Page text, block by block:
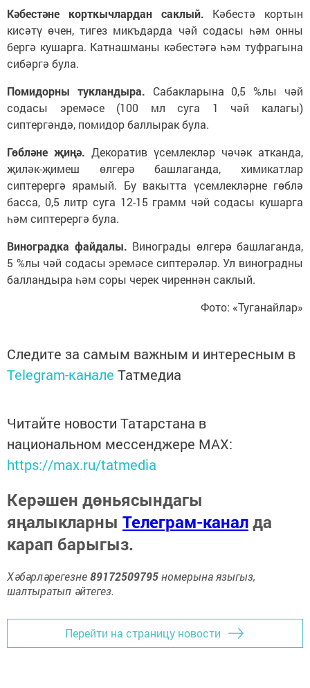
Кәбестәне корткычлардан саклый. Кәбестә кортын
кисәтү өчен, тигез микъдарда чәй содасы һәм онны
бергә кушарга. Катнашманы кәбестәгә һәм туфрагына
сибәргә була.
Помидорны тукландыра. Сабакларына 0,5 %лы чәй
содасы эремәсе (100 мл суга 1 чәй калагы)
сиптергәндә, помидор баллырак була.
Гөбләне җиңә. Декоратив үсемлекләр чәчәк атканда,
җиләк-җимеш өлгерә башлаганда, химикатлар
сиптерергә ярамый. Бу вакытта үсемлекләрне гөблә
басса, 0,5 литр суга 12-15 грамм чәй содасы кушарга
һәм сиптерергә була.
Виноградка файдалы. Винограды өлгерә башлаганда,
5 %лы чәй содасы эремәсе сиптерәләр. Ул виноградны
балландыра һәм соры черек чиреннән саклый.
Фото: «Туганайлар»
Следите за самым важным и интересным в
Telegram-канале Татмедиа
Читайте новости Татарстана в
национальном мессенджере MАХ:
https://max.ru/tatmedia
Керәшен дөньясындагы
яңалыкларны Телеграм-каналда
карап барыгыз.
Хәбәрләрегезне89172509795номерына языгыз,
шалтыратып әйтегез.
Перейти на страницу новости